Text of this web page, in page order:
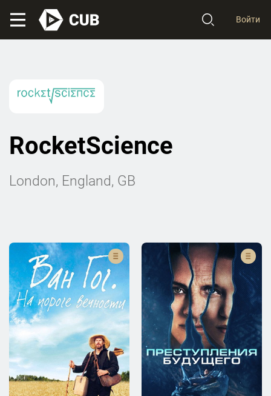
Войти
RocketScience
London, England, GB